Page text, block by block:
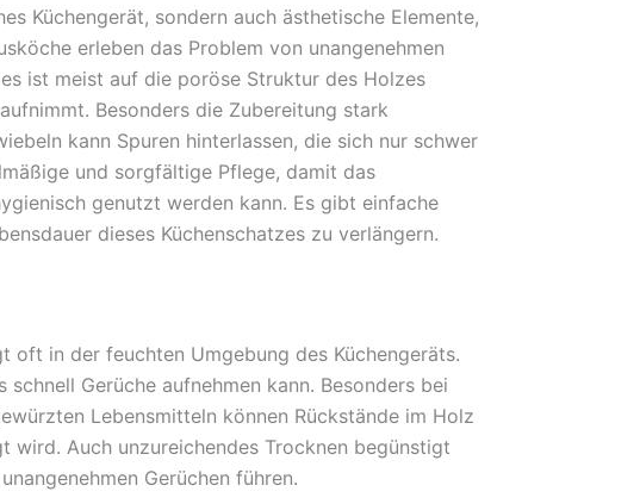
Küchengerät, sondern auch ästhetische Elemente,
erleben das Problem von unangenehmen
ist meist auf die poröse Struktur des Holzes
Besonders die Zubereitung stark
kann Spuren hinterlassen, die sich nur schwer
und sorgfältige Pflege, damit das
genutzt werden kann. Es gibt einfache
dieses Küchenschatzes zu verlängern.
oft in der feuchten Umgebung des Küchengeräts.
Gerüche aufnehmen kann. Besonders bei
Lebensmitteln können Rückstände im Holz
Auch unzureichendes Trocknen begünstigt
Gerüchen führen.